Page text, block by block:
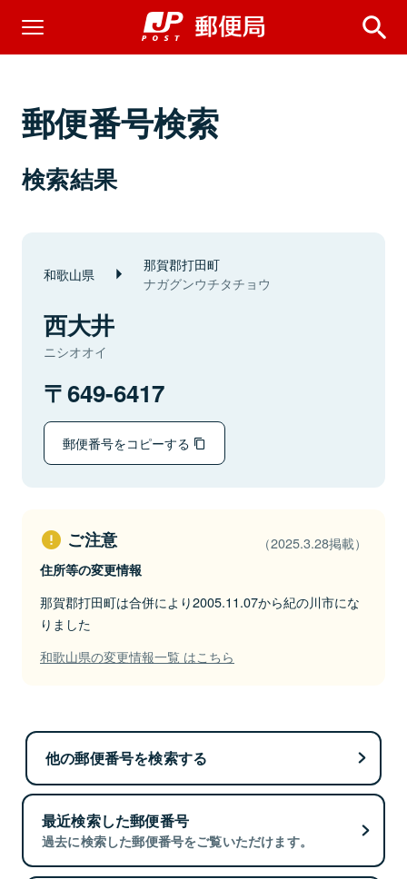
郵便番号検索
検索結果
和歌山県 那賀郡打田町
ナガグンウチタチョウ
西大井
ニシオオイ
649-6417
郵便番号をコピーする
ご注意 （2025.3.28掲載）
住所等の変更情報
那賀郡打田町は合併により2005.11.07から紀の川市にな
りました
和歌山県の変更情報一覧 はこちら
他の郵便番号を検索する
最近検索した郵便番号
過去に検索した郵便番号をご覧いただけます。